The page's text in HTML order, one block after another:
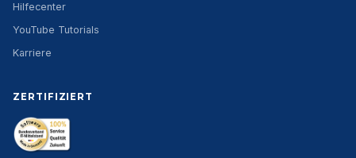
Hilfecenter
YouTube Tutorials
Karriere
ZERTIFIZIERT